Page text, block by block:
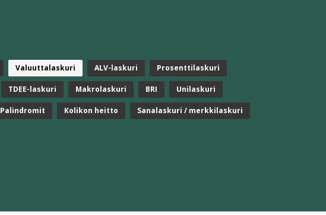
Valuuttalaskuri ALV-laskuri Prosenttilaskuri
TDEE-laskuri Makrolaskuri BRI Unilaskuri
Palindromit Kolikon heitto Sanalaskuri / merkkilaskuri